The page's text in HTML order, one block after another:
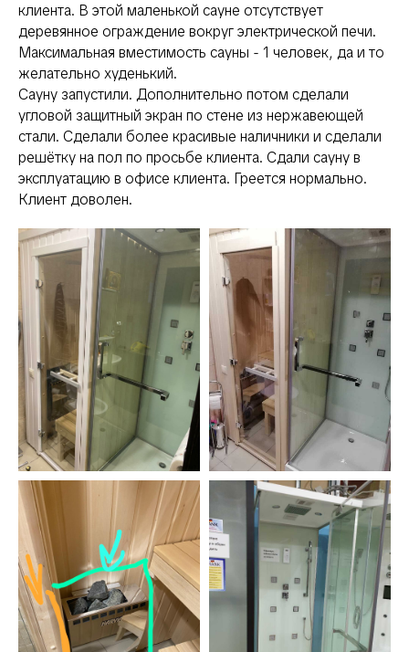
клиента. В этой маленькой сауне отсутствует
деревянное ограждение вокруг электрической печи.
Максимальная вместимость сауны - 1 человек, да и то
желательно худенький.
Сауну запустили. Дополнительно потом сделали
угловой защитный экран по стене из нержавеющей
стали. Сделали более красивые наличники и сделали
решётку на пол по просьбе клиента. Сдали сауну в
эксплуатацию в офисе клиента. Греется нормально.
Клиент доволен.